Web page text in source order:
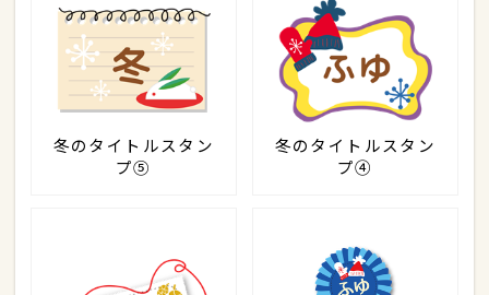
冬のタイトルスタン
プ⑤
冬のタイトルスタン
プ④